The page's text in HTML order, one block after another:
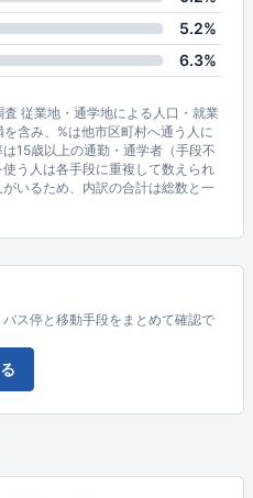
5.2%
6.3%
従業地・通学地による人口・就業
含み、%は他市区町村へ通う人に
15歳以上の通勤・通学者（手段不
う人は各手段に重複して数えられ
いるため、内訳の合計は総数と一
ス停と移動手段をまとめて確認で